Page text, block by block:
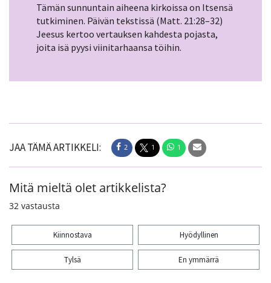
Tämän sunnuntain aiheena kirkoissa on Itsensä
tutkiminen. Päivän tekstissä (Matt. 21:28–32)
Jeesus kertoo vertauksen kahdesta pojasta,
joita isä pyysi viinitarhaansa töihin.
JAA TÄMÄ ARTIKKELI: 2 1 1
Mitä mieltä olet artikkelista?
32 vastausta
Kiinnostava Hyödyllinen
Tylsä En ymmärrä